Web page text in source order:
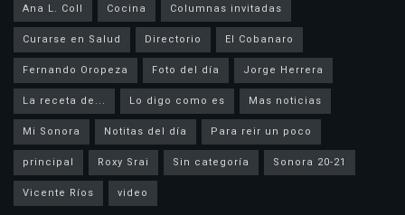
Ana L. Coll Cocina
Columnas invitadas
Curarse en Salud
Directorio
El Cobanaro
Fernando Oropeza
Foto del día
Jorge Herrera
La receta de...
Lo digo como es
Mas noticias
Mi Sonora
Notitas del día
Para reir un poco
principal
Roxy Srai Sin categoría
Sonora 20-21
Vicente Ríos
video